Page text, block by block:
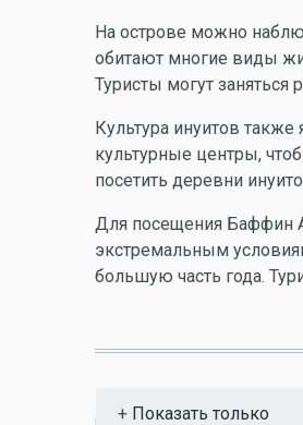
На острове можно
обитают многие виды
Туристы могут заняться
Культура инуитов также
культурные центры,
посетить деревни
Для посещения Баффин
экстремальным
большую часть года.
Показать
Показать только